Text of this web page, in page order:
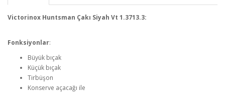
Victorinox Huntsman Çakı Siyah Vt 1.3713.3:
Fonksiyonlar:
Büyük bıçak
Küçük bıçak
Tirbüşon
Konserve açacağı ile